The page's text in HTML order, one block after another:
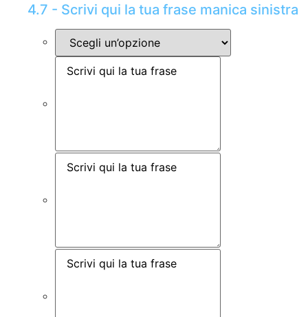
4.7 - Scrivi qui la tua frase manica sinistra